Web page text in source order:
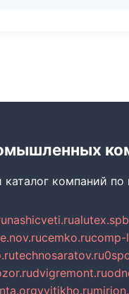
каталог компаний по
nashicveti.ru
cemko.rucomp-
technosaratov.ru
dvigremont.ru
vyitikho.ru